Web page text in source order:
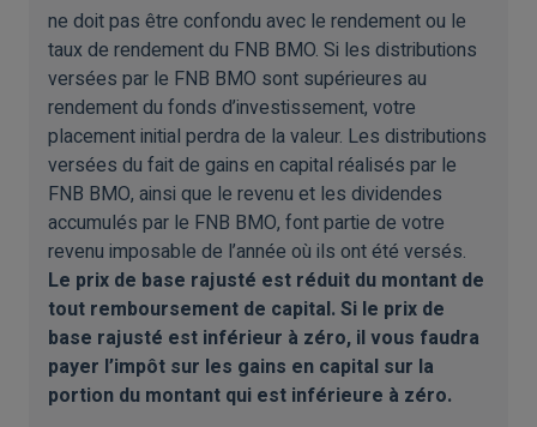
ne doit pas être confondu avec le rendement ou le
taux de rendement du FNB BMO. Si les distributions
versées par le FNB BMO sont supérieures au
rendement du fonds d’investissement, votre
placement initial perdra de la valeur. Les distributions
versées du fait de gains en capital réalisés par le
FNB BMO, ainsi que le revenu et les dividendes
accumulés par le FNB BMO, font partie de votre
revenu imposable de l’année où ils ont été versés.
Le prix de base rajusté est réduit du montant de
tout remboursement de capital. Si le prix de
base rajusté est inférieur à zéro, il vous faudra
payer l’impôt sur les gains en capital sur la
portion du montant qui est inférieure à zéro.